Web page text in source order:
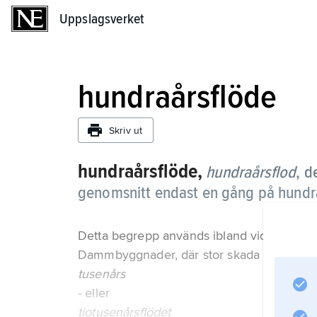
Uppslagsverket
hundraårsflöde
Skriv ut
hundraårsflöde, hundraårsflod,
genomsnitt endast en gång på
Detta begrepp används ibland vid
Dammbyggnader, där stor skada kan
tusenårs
- eller
tiotusenårsflödet